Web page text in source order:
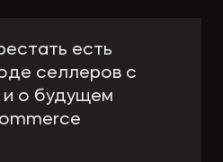
есть
селлеров с
и о будущем